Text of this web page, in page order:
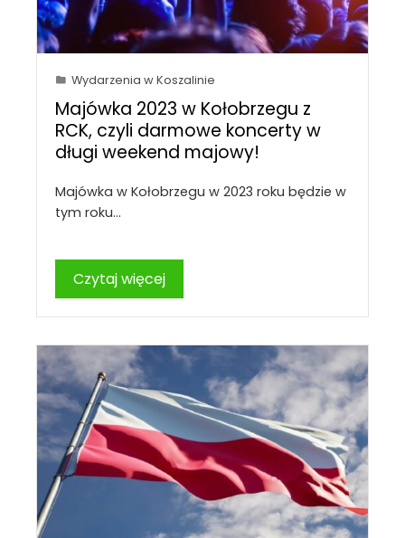
Wydarzenia w Koszalinie
Majówka 2023 w Kołobrzegu z
RCK, czyli darmowe koncerty w
długi weekend majowy!
Majówka w Kołobrzegu w 2023 roku będzie w
tym roku…
Czytaj więcej